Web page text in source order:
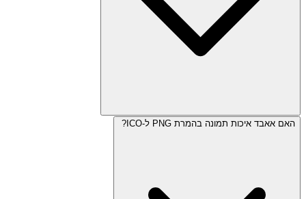
האם אאבד איכות תמונה בהמרת PNG ל-ICO?